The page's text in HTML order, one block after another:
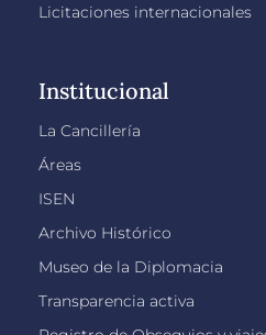
Licitaciones internacionales
Institucional
La Cancillería
Áreas
ISEN
Archivo Histórico
Museo de la Diplomacia
Transparencia activa